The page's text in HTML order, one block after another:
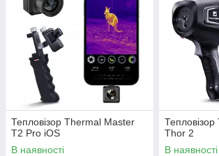
Тепловізор Thermal Master
T2 Pro iOS
В наявності
Thor 2
В наявності